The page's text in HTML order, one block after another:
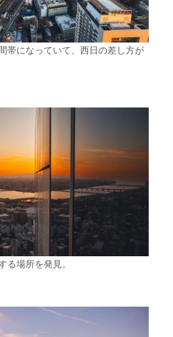
帯になっていて、西日の差し方が
る場所を発見。